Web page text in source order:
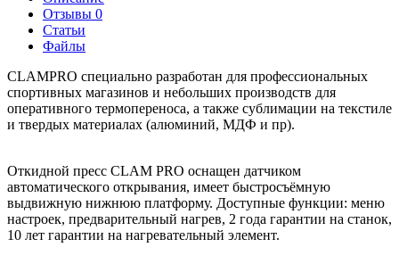
Отзывы 0
Статьи
Файлы
CLAMPRO специально разработан для профессиональных
спортивных магазинов и небольших производств для
оперативного термопереноса, а также сублимации на текстиле
и твердых материалах (алюминий, МДФ и пр).
Откидной пресс CLAM PRO оснащен датчиком
автоматического открывания, имеет быстросъёмную
выдвижную нижнюю платформу. Доступные функции: меню
настроек, предварительный нагрев, 2 года гарантии на станок,
10 лет гарантии на нагревательный элемент.